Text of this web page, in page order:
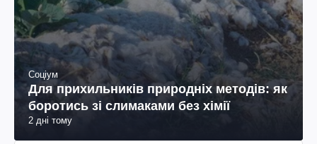
Соціум
Для прихильників природніх методів: як
боротись зі слимаками без хімії
2 дні тому